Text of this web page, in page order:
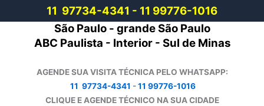
11 97734-4341 - 11 99776-1016
São Paulo - grande São Paulo
ABC Paulista - Interior - Sul de Minas
AGENDE SUA VISITA TÉCNICA PELO WHATSAPP:
11 97734-4341 -11 99776-1016
CLIQUE E AGENDE TÉCNICO NA SUA CIDADE